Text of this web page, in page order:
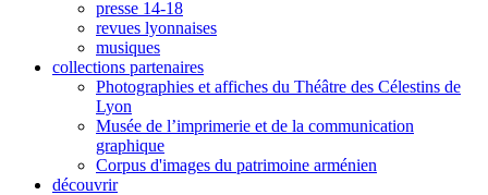
presse 14-18
revues lyonnaises
musiques
collections partenaires
Photographies et affiches du Théâtre des Célestins de
Lyon
Musée de l’imprimerie et de la communication
graphique
Corpus d'images du patrimoine arménien
découvrir